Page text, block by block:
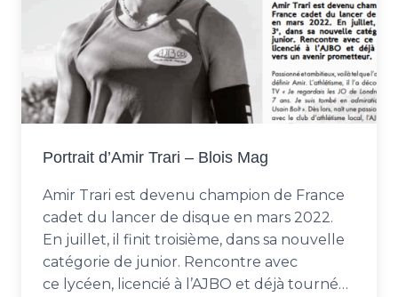
Portrait d’Amir Trari – Blois Mag
Amir Trari est devenu champion de France
cadet du lancer de disque en mars 2022.
En juillet, il finit troisième, dans sa nouvelle
catégorie de junior. Rencontre avec
ce lycéen, licencié à l’AJBO et déjà tourné…